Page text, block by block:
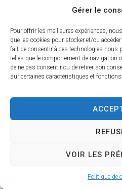
Gérer le
Pour offrir les meilleures expériences,
que les cookies pour stocker et/ou
fait de consentir à ces technologies nous
telles que le comportement de navigation
de ne pas consentir ou de retirer son
sur certaines caractéristiques et fonctions.
VOIR LES
Politique de
Attribution du prix
prestation des groupes, le
Les trois plus beaux chars
Soit3 récompenses
€ / 100 € / 50 €.
Publié le : 28 janvier